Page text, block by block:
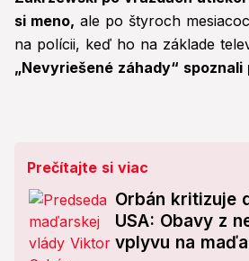
si meno, ale po štyroch
na polícii, keď ho na základe
„Nevyriešené záhady“ spoznali
Prečítajte si viac
Orbán kritizuje
USA: Obavy z
vplyvu na